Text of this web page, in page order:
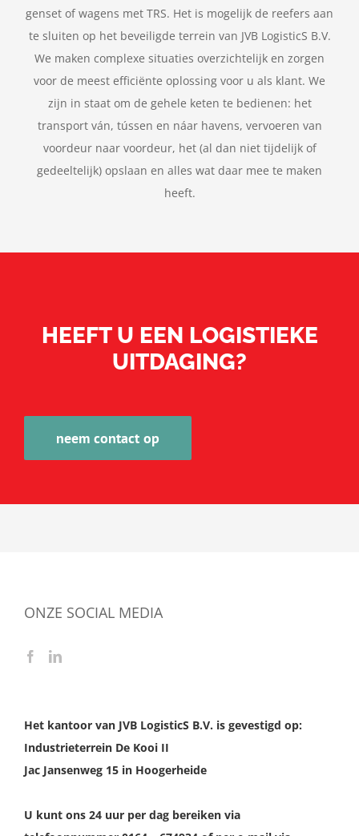
genset of wagens met TRS. Het is mogelijk de reefers aan
te sluiten op het beveiligde terrein van JVB LogisticS B.V.
We maken complexe situaties overzichtelijk en zorgen
voor de meest efficiënte oplossing voor u als klant. We
zijn in staat om de gehele keten te bedienen: het
transport ván, tússen en náar havens, vervoeren van
voordeur naar voordeur, het (al dan niet tijdelijk of
gedeeltelijk) opslaan en alles wat daar mee te maken
heeft.
HEEFT U EEN LOGISTIEKE
UITDAGING?
neem contact op
ONZE SOCIAL MEDIA
Het kantoor van JVB LogisticS B.V. is gevestigd op:
Industrieterrein De Kooi II
Jac Jansenweg 15 in Hoogerheide
U kunt ons 24 uur per dag bereiken via